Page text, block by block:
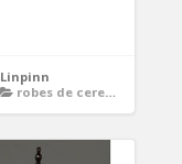
Linpinn
robes de ceremonie enfants